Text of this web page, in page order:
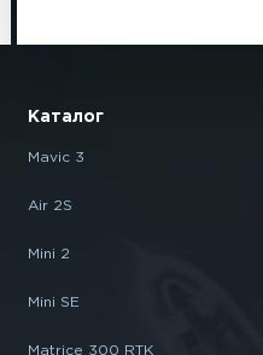
Каталог
Mavic 3
Air 2S
Mini 2
Mini SE
Matrice 300 RTK